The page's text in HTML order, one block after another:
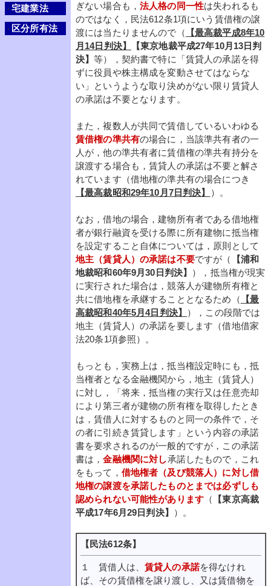
・宅建業法
・ 区分所有法
ぎない場合も，法人格の同一性は失われるも
のではなく，民法612条1項にいう賃借権の譲
渡には当たりませんので（
【最高裁平成8年10
月14日判決】
【東京地裁平成27年10月13日判
決】等），契約書で特に「賃貸人の承諾を得
ずに役員や株主構成を変動させてはならな
い」というような取り決めがない限り賃貸人
の承諾は不要となります。
また，複数人が共同で賃借しているいわゆる
賃借権の準共有の場合に，当該準共有者の一
人が，他の準共有者に賃借権の準共有持分を
譲渡する場合も，賃貸人の承諾は不要と解さ
れています（借地権の準共有の場合につき
【最高裁昭和29年10月7日判決】
）。
なお，借地の場合，建物所有者である借地権
者が銀行融資を受ける際に所有建物に抵当権
を設定すること自体については，原則として
地主（賃貸人）の承諾は不要ですが（
【浦和
地裁昭和60年9月30日判決】
），抵当権が現実
に実行された場合は，競落人が建物所有権と
共に借地権を承継することとなるため（
【最
高裁昭和40年5月4日判決】
），この段階では
地主（賃貸人）の承諾を要します（借地借家
法20条1項参照）。
もっとも，実務上は，抵当権設定時にも，抵
当権者となる金融機関から，地主（賃貸人）
に対し，「将来，抵当権の実行又は任意売却
により第三者が建物の所有権を取得したとき
は，賃借人に対するものと同一の条件で，そ
の者に引続き賃貸します」という内容の承諾
書を要求されるのが一般的ですが，この承諾
書は，金融機関に対し承諾したもので，これ
をもって， 借地権者（及び競落人）に対し借
地権の譲渡を承諾したものとまでは必ずしも
認められない可能性があります （
【東京高裁
平成17年6月29日判決】
）。
【民法612条】
１ 賃借人は、賃貸人の承諾を得なけれ
ば、その賃借権を譲り渡し、又は賃借物を